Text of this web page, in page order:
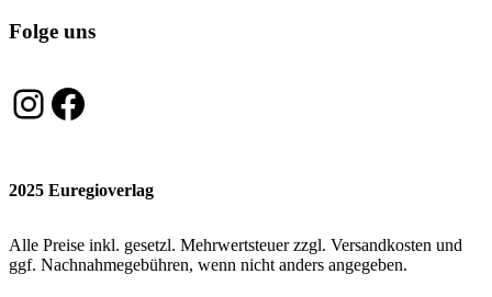
Folge uns
Instagram
Facebook
2025 Euregioverlag
Alle Preise inkl. gesetzl. Mehrwertsteuer zzgl. Versandkosten und
ggf. Nachnahmegebühren, wenn nicht anders angegeben.